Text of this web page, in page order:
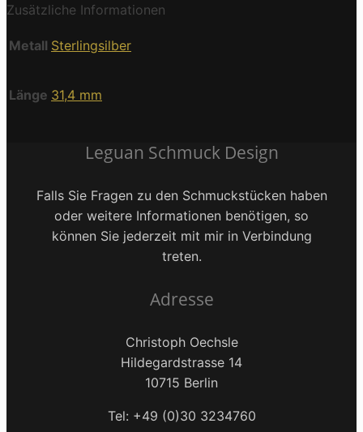
Zusätzliche Informationen
Metall Sterlingsilber
Länge 31,4 mm
Leguan Schmuck Design
Falls Sie Fragen zu den Schmuckstücken haben
oder weitere Informationen benötigen, so
können Sie jederzeit mit mir in Verbindung
treten.
Adresse
Christoph Oechsle
Hildegardstrasse 14
10715 Berlin
Tel: +49 (0)30 3234760